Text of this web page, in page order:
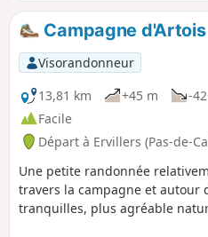
Campagne d'Artois
Visorandonneur
13,81 km
+45 m -
Facile
Départ à Ervillers (Pas-de-
Une petite randonnée
travers la campagne et autour
tranquilles, plus agréable